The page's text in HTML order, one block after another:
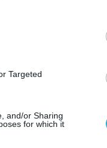
Targeted
and/or Sharing
for which it